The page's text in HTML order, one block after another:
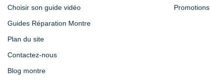
Choisir son guide vidéo
Guides Réparation Montre
Plan du site
Contactez-nous
Blog montre
Promotions